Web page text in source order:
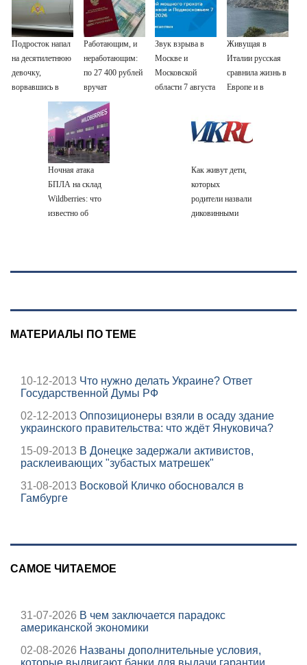
Подросток напал
на десятилетнюю
девочку,
ворвавшись в
Работающим, и
неработающим:
по 27 400 рублей
вручат
пенсионерам в
сентябре -
PrimaMedia.ru
Звук взрыва в
Москве и
Московской
области 7 августа
источник, откуда
был громкий
Живущая в
Италии русская
сравнила жизнь в
Европе и в
Ночная атака
БПЛА на склад
Wildberries: что
известно об
07/08/2026 –
Как живут дети,
которых
родители назвали
диковинными
МАТЕРИАЛЫ ПО ТЕМЕ
10-12-2013 Что нужно делать Украине? Ответ
Государственной Думы РФ
02-12-2013 Оппозиционеры взяли в осаду здание
украинского правительства: что ждёт Януковича?
15-09-2013 В Донецке задержали активистов,
расклеивающих "зубастых матрешек"
31-08-2013 Восковой Кличко обосновался в
Гамбурге
САМОЕ ЧИТАЕМОЕ
31-07-2026 В чем заключается парадокс
американской экономики
02-08-2026 Названы дополнительные условия,
которые выдвигают банки для выдачи гарантии